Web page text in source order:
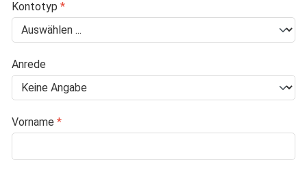
Persönliche Informationen
Kontotyp *
Anrede
Vorname *